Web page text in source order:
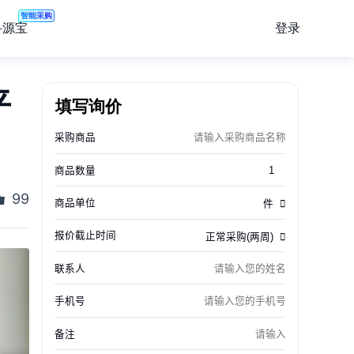
宝
智能采购
登录
99
填写询价